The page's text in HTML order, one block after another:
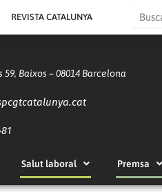
REVISTA CATALUNYA Search
59, Baixos – 08014 Barcelona
Salut laboral Premsa